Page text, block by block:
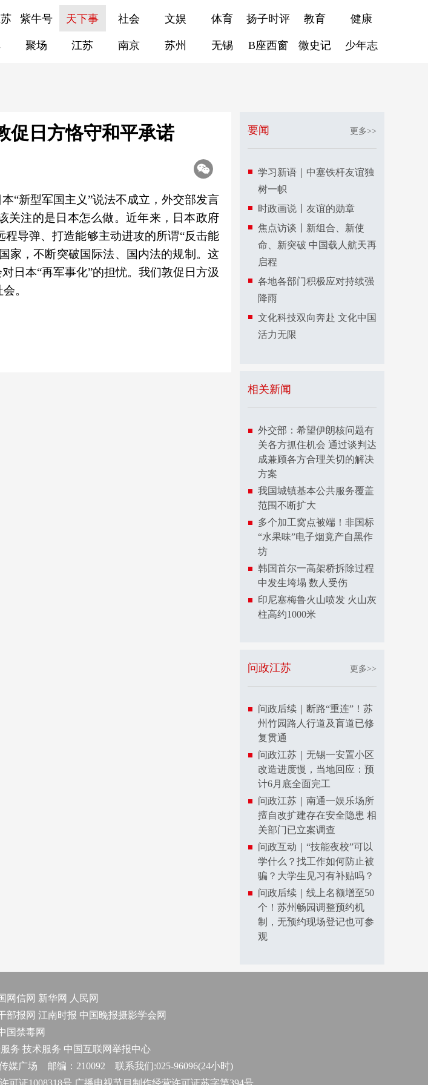
紫牛号 天下事 社会 文娱 体育 扬子时评 教育 健康
聚场 江苏 南京 苏州 无锡 B座西窗 微史记 少年志
促日方恪守和平承诺
“新型军国主义”说法不成立，外交部发言
关注的是日本怎么做。近年来，日本政府
导弹、打造能够主动进攻的所谓“反击能
家，不断突破国际法、国内法的规制。这
日本“再军事化”的担忧。我们敦促日方汲
。
要闻 更多>>
学习新语｜中塞铁杆友谊独
树一帜
时政画说丨友谊的勋章
焦点访谈丨新组合、新使
命、新突破 中国载人航天再
启程
各地各部门积极应对持续强
降雨
文化科技双向奔赴 文化中国
活力无限
相关新闻
外交部：希望伊朗核问题有
关各方抓住机会 通过谈判达
成兼顾各方合理关切的解决
方案
我国城镇基本公共服务覆盖
范围不断扩大
多个加工窝点被端！非国标
“水果味”电子烟竟产自黑作
坊
韩国首尔一高架桥拆除过程
中发生垮塌 数人受伤
印尼塞梅鲁火山喷发 火山灰
柱高约1000米
问政江苏 更多>>
问政后续｜断路“重连”！苏
州竹园路人行道及盲道已修
复贯通
问政江苏｜无锡一安置小区
改造进度慢，当地回应：预
计6月底全面完工
问政江苏｜南通一娱乐场所
擅自改扩建存在安全隐患 相
关部门已立案调查
问政互动｜“技能夜校”可以
学什么？找工作如何防止被
骗？大学生见习有补贴吗？
问政后续｜线上名额增至50
个！苏州畅园调整预约机
制，无预约现场登记也可参
观
网信网 新华网
人民网
部报网 江南时报 中国晚报摄影学会网
国禁毒网
务 技术服务 中国互联网举报中心
媒广场 邮编：210092 联系我们:025-96096(24小时)
可证1008318号 广播电视节目制作经营许可证苏字第394号